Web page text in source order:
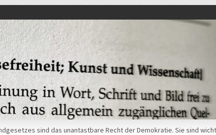
sind das unantastbare Recht der Demokratie. Sie sind